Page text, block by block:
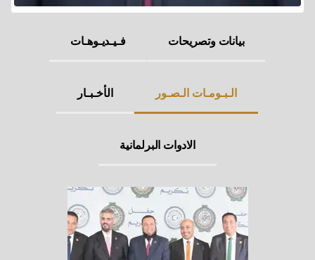
بيانات وتصريحات فـيـديـوهـات
الـبـومـات الـصـور الأخـبـار
الادوات البرلمانية